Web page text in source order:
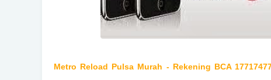
Metro Reload Pulsa Murah - Rekening BCA